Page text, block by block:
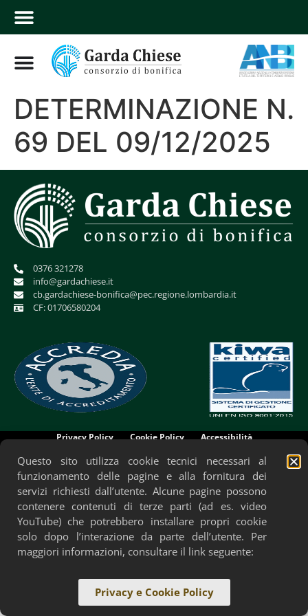
DETERMINAZIONE N.
69 DEL 09/12/2025
0376 321278
info@gardachiese.it
cb.gardachiese-bonifica@pec.regione.lombardia.it
CF: 01706580204
Privacy Policy Cookie Policy Accessibilità
Questo sito utilizza cookie tecnici necessari al
funzionamento delle pagine e alla fornitura dei
servizi richiesti dall’utente. Alcune pagine possono
contenere contenuti di terze parti (ad es. video
YouTube) che potrebbero installare propri cookie
solo dopo l’interazione da parte dell’utente. Per
maggiori informazioni, consultare il link seguente:
Privacy e Cookie Policy